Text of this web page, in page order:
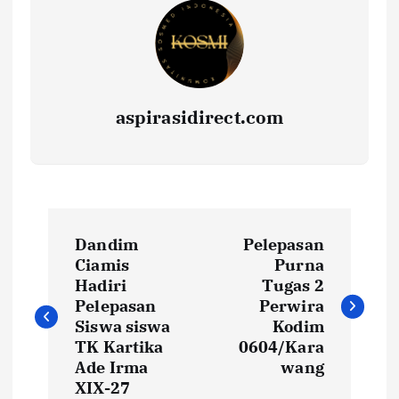
aspirasidirect.com
v
Dandim
Ciamis
Hadiri
Pelepasan
Siswa siswa
TK Kartika
Ade Irma
XIX-27
Pelepasan
Purna
Tugas 2
Perwira
Kodim
0604/Kara
wang